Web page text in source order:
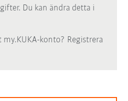
Du kan ändra detta i
my.KUKA-konto? Registrera